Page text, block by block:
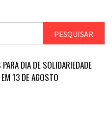
DIA DE SOLIDARIEDADE
13 DE AGOSTO